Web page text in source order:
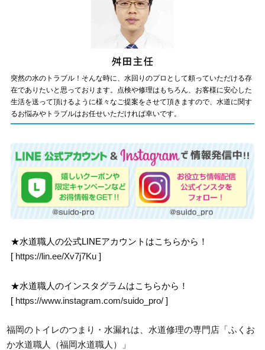
突然の水のトラブル！そんな時に、水回りのプロとして頼っていただける存
在でありたいと思っております。点検や修理はもちろん、お客様に安心した
生活を送って頂けるように様々なご提案をさせて頂きますので、水道に関す
るお悩みやトラブルはお任せいただければ幸いです。
★水道職人の公式LINEアカウントはこちらから！
[ https://lin.ee/Xv7j7Ku ]
★水道職人のインスタグラムはこちらから！
[ https://www.instagram.com/suido_pro/ ]
福岡のトイレのつまり・水漏れは、水道修理の専門店「ふくお
か水道職人（福岡水道職人）」